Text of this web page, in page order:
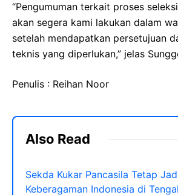
“Pengumuman terkait proses
akan segera kami lakukan dalam
setelah mendapatkan persetujuan
teknis yang diperlukan,” jelas
Penulis : Reihan Noor
Also Read
Sekda Kukar Pancasila Tetap
Keberagaman Indonesia di